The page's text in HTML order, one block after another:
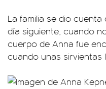
La familia se dio cuenta
día siguiente, cuando
cuerpo de Anna fue
cuando unas sirvientas